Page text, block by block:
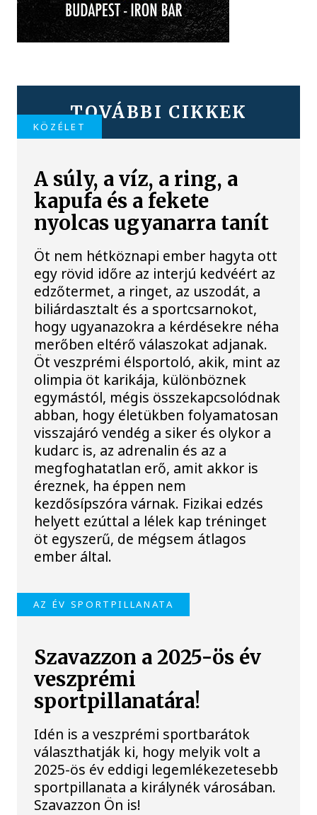
TOVÁBBI CIKKEK
KÖZÉLET
A súly, a víz, a ring, a
kapufa és a fekete
nyolcas ugyanarra tanít
Öt nem hétköznapi ember hagyta ott
egy rövid időre az interjú kedvéért az
edzőtermet, a ringet, az uszodát, a
biliárdasztalt és a sportcsarnokot,
hogy ugyanazokra a kérdésekre néha
merőben eltérő válaszokat adjanak.
Öt veszprémi élsportoló, akik, mint az
olimpia öt karikája, különböznek
egymástól, mégis összekapcsolódnak
abban, hogy életükben folyamatosan
visszajáró vendég a siker és olykor a
kudarc is, az adrenalin és az a
megfoghatatlan erő, amit akkor is
éreznek, ha éppen nem
kezdősípszóra várnak. Fizikai edzés
helyett ezúttal a lélek kap tréninget
öt egyszerű, de mégsem átlagos
ember által.
AZ ÉV SPORTPILLANATA
Szavazzon a 2025-ös év
veszprémi
sportpillanatára!
Idén is a veszprémi sportbarátok
választhatják ki, hogy melyik volt a
2025-ös év eddigi legemlékezetesebb
sportpillanata a királynék városában.
Szavazzon Ön is!